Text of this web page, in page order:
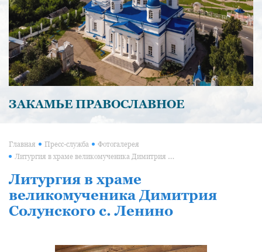
ЗАКАМЬЕ ПРАВОСЛАВНОЕ
Главная Пресс-служба Фотогалерея
Литургия в храме великомученика Димитрия Солунского с. Ленино
Литургия в храме
великомученика Димитрия
Солунского с. Ленино